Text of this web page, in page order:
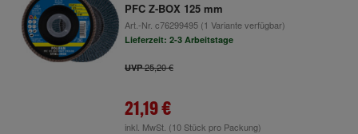
PFC Z-BOX 125 mm
Art.-Nr. c76299495(1 Variante verfügbar)
Lieferzeit: 2-3 Arbeitstage
UVP25,20 €
21,19 €
inkl. MwSt. (10 Stück pro Packung)